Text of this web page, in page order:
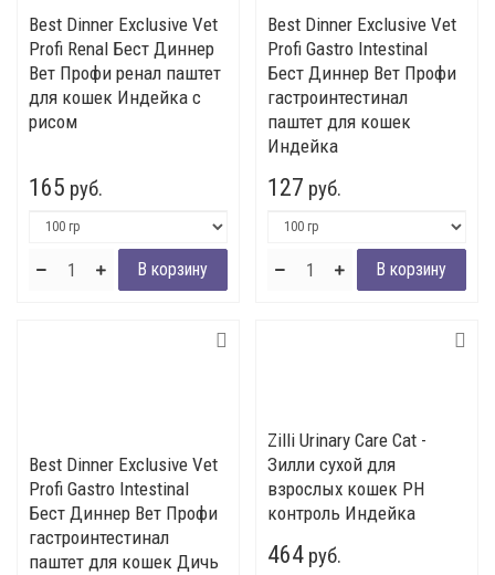
Best Dinner Exclusive Vet
Profi Renal Бест Диннер
Вет Профи ренал паштет
для кошек Индейка с
рисом
165 руб.
Best Dinner Exclusive Vet
Profi Gastro Intestinal
Бест Диннер Вет Профи
гастроинтестинал
паштет для кошек
Индейка
127 руб.
Best Dinner Exclusive Vet
Profi Gastro Intestinal
Бест Диннер Вет Профи
гастроинтестинал
паштет для кошек Дичь
Zilli Urinary Care Cat -
Зилли сухой для
взрослых кошек РН
контроль Индейка
464 руб.